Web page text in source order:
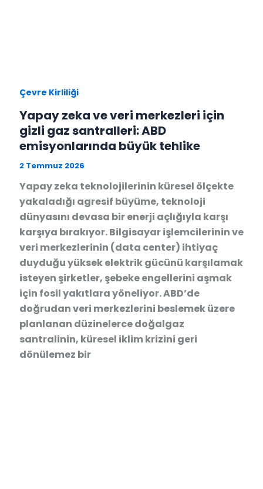
Çevre Kirliliği
Yapay zeka ve veri merkezleri için
gizli gaz santralleri: ABD
emisyonlarında büyük tehlike
2 Temmuz 2026
Yapay zeka teknolojilerinin küresel ölçekte
yakaladığı agresif büyüme, teknoloji
dünyasını devasa bir enerji açlığıyla karşı
karşıya bırakıyor. Bilgisayar işlemcilerinin ve
veri merkezlerinin (data center) ihtiyaç
duyduğu yüksek elektrik gücünü karşılamak
isteyen şirketler, şebeke engellerini aşmak
için fosil yakıtlara yöneliyor. ABD’de
doğrudan veri merkezlerini beslemek üzere
planlanan düzinelerce doğalgaz
santralinin, küresel iklim krizini geri
dönülemez bir